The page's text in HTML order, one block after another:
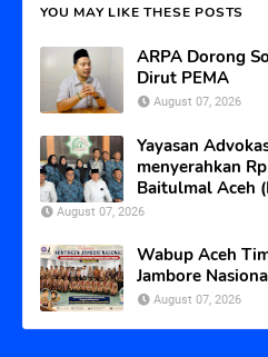
YOU MAY LIKE THESE POSTS
ARPA Dorong
Dirut PEMA
August 07, 2026
Yayasan
menyerahkan
Baitulmal Aceh
August 07, 2026
Wabup Aceh
Jambore
August 07, 2026